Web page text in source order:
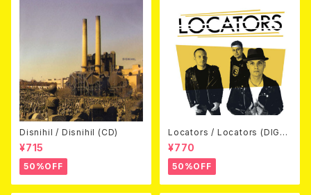
Disnihil / Disnihil (CD)
¥715
50%OFF
Locators / Locators (DIGPA
CK CD)
¥770
50%OFF